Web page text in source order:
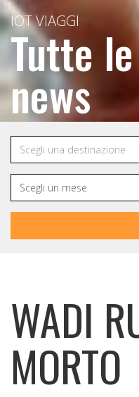
IOT VIAGGI
Tutte
news
WADI
MORTO